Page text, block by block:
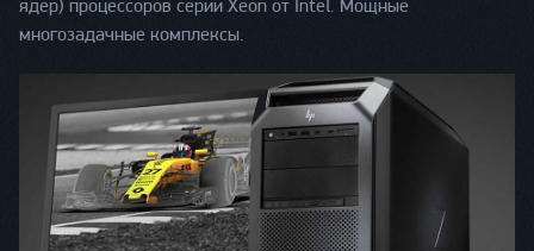
ядер) процессоров серии Xeon от Intel. Мощные
многозадачные комплексы.